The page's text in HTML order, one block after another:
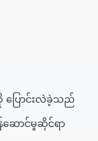
ပြောင်းလဲခဲ့သည်
ဆောင်မှုဆိုင်ရာ